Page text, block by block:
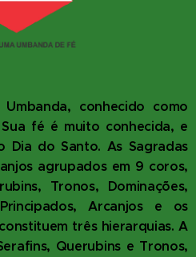
conhecido como
fé é muito conhecida, e
Dia do Santo. As Sagradas
agrupados em 9 coros,
Tronos, Dominações,
Arcanjos e os
três hierarquias. A
Querubins e Tronos,